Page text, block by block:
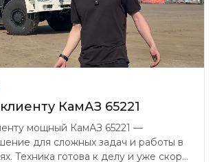
КамАЗ 65221
мощный КамАЗ 65221 —
для сложных задач и работы в
Техника готова к делу и уже скоро